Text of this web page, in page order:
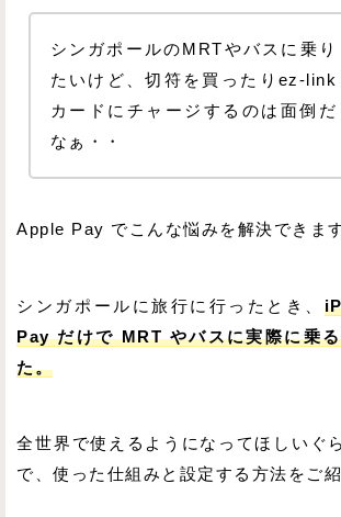
シンガポールのMRTやバスに乗り
たいけど、切符を買ったりez-link
カードにチャージするのは面倒だ
なぁ・・
Apple Pay でこんな悩みを解決できます
シンガポールに旅行に行ったとき、
Pay だけで MRT やバスに実際に乗
た。
全世界で使えるようになってほしいぐ
で、使った仕組みと設定する方法をご紹